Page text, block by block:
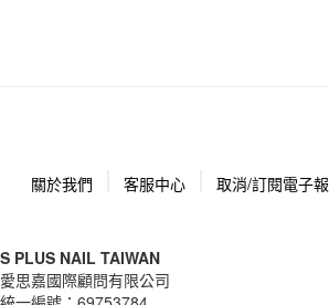
關於我們 客服中心 取消/訂閱電子報
S PLUS NAIL TAIWAN
愛思嘉國際顧問有限公司